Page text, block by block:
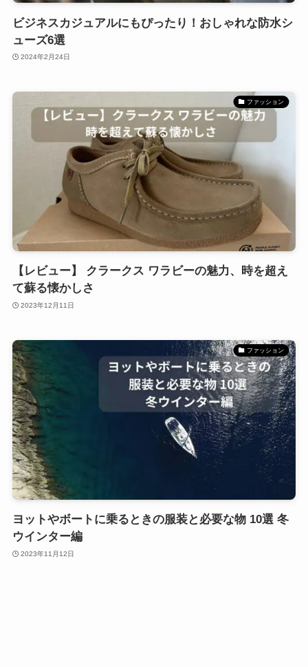
ビジネスカジュアルにもぴったり！おしゃれな防水シ
ューズ6選
2024年2月24日
ファッション
【レビュー】 クラークス ワラビーの魅力、時を超え
て蘇る懐かしさ
2023年12月11日
ファッション
ヨットやボートに乗るときの服装と必要な物 10選 冬
ウインター編
2023年11月12日